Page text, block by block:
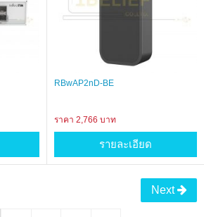
RBwAP2nD-BE
ราคา 2,766 บาท
รายละเอียด
Next